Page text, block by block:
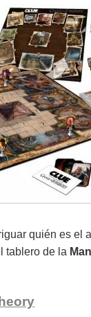
quién es el
tablero de la